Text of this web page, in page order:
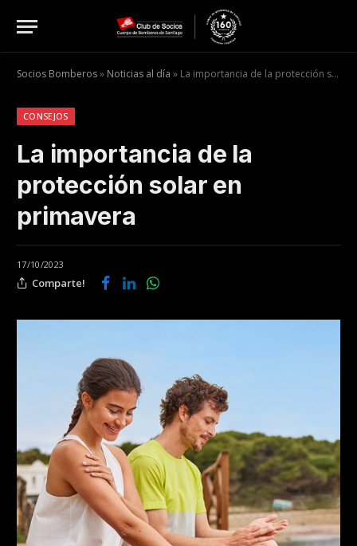
Socios Bomberos» Noticias al día » La importancia de la protección solar en primavera
CONSEJOS
La importancia de la
protección solar en
primavera
17/10/2023
Comparte!